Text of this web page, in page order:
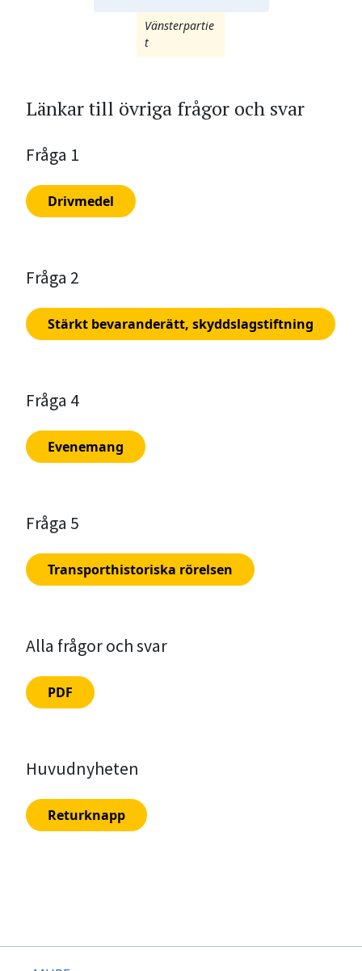
Vänsterpartie
t
Länkar till övriga frågor och svar
Fråga 1
Drivmedel
Fråga 2
Stärkt bevaranderätt, skyddslagstiftning
Fråga 4
Evenemang
Fråga 5
Transporthistoriska rörelsen
Alla frågor och svar
PDF
Huvudnyheten
Returknapp